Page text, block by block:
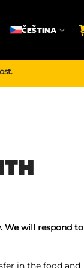
ČEŠTINA
We will respond to
in the food and